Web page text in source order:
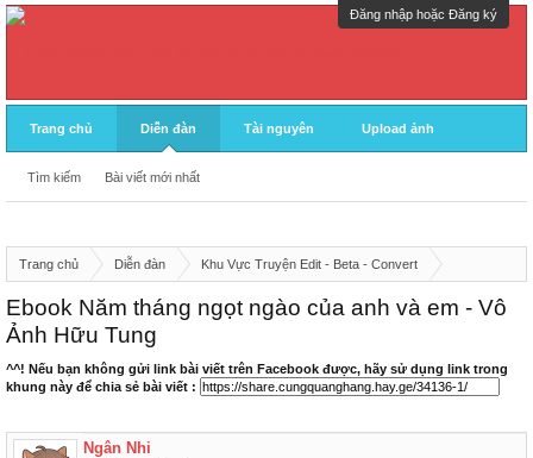
Đăng nhập hoặc Đăng ký
Trang chủ Diễn đàn
Tìm kiếm Bài viết mới nhất
Tài nguyên Upload ảnh
Trang chủ Diễn đàn Khu Vực Truyện Edit - Beta - Convert
eBook Cung Quảng Hằng
Ebook Năm tháng ngọt ngào của anh và em - Vô
Ảnh Hữu Tung
^^! Nếu bạn không gửi link bài viết trên Facebook được, hãy sử dụng link trong
khung này để chia sẻ bài viết :
Ngân Nhi